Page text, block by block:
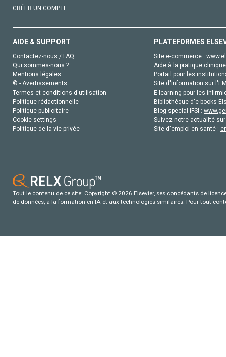
CRÉER UN COMPTE
AIDE & SUPPORT
Contactez-nous / FAQ
Qui sommes-nous ?
Mentions légales
© - Avertissements
Termes et conditions d'utilisation
Politique rédactionnelle
Politique publicitaire
Cookie settings
Politique de la vie privée
PLATEFORMES
Site e-commerce :
Aide à la pratique
Portail pour les
Site d'information sur
E-learning pour les
Bibliothèque d'e-books
Blog special IFSI :
Suivez notre actualité
Site d'emploi en santé :
Tout le contenu de ce site: Copyright © 2026 Elsevier, ses concédants de
de données, a la formation en IA et aux technologies similaires. Pour tout